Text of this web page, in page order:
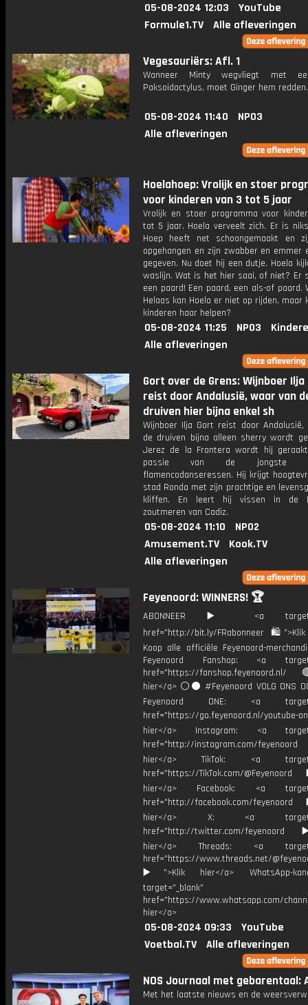
05-08-2024 12:03
YouTube
Formule1.TV
Alle afleveringen
Vegesauriërs: Afl. 1
Wanneer Minty wegvliegt met
Paksoidactylus, moet Ginger hem redden.
05-08-2024 11:40
NPO3
Alle afleveringen
Hoelahoep: Vrolijk en stoer
voor kinderen van 3 tot 5 jaar
Vrolijk en stoer programma voor
tot 5 jaar. Hoela verveelt zich. Er is
Hoep heeft net schoongemaakt en
opgehangen en zijn zwabber en emmer
gegeven. Nu doet hij een dutje. Hoela
waslijn. Wat is het hier saai, of niet? Er
een paard! Een paard, een als-of paard.
Helaas kan Hoela er niet op rijden, maar
kinderen haar helpen?
05-08-2024 11:25 NPO3
Alle afleveringen
Gort over de Grens: Wijnboer Ilja
reist door Andalusië, waar van
druiven hier bijna enkel sh
Wijnboer Ilja Gort reist door Andalusië,
de druiven bijna alleen sherry wordt
Jerez de la Frontera wordt hij
passie van de jongste
flamencodanseressen. Hij krijgt
stad Ronda met zijn prachtige en
kliffen. En leert hij vissen in de
zoutmeren van Cadiz.
05-08-2024 11:10
NPO2
Amusement.TV
Kook.TV
Alle afleveringen
Feyenoord: WINNERS! 🏆
ABONNEER ▶️ <a
href="http://bit.ly/FRabonneer
Koop alle officiële Feyenoord-
Feyenoord Fanshop: <a
href="https://
hier</a> ⚪️⚫ #Feyenoord VOLG ONS
Feyenoord ONE: <a
href="https://go.feyenoord.nl/youtube-
hier</a> Instagram: <a
href="http://instagram.com/
hier</a> TikTok: <a
href="https://TikTok.com/
hier</a> Facebook: <a
href="http://facebook.com/
hier</a> X: <a
href="http://twitter.com/
hier</a> Threads: <a
href="https://www.threads.net/
▶️">Klik hier</a> WhatsApp-
target="_blank"
href="https://www.whatsapp.com/
hier</a>
05-08-2024 09:33
YouTube
Voetbal.TV
Alle afleveringen
NOS Journaal met gebarentaal:
Met het laatste nieuws en de